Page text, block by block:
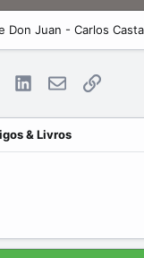
Don Juan - Carlos
LinkedInE-mailLink
& Livros